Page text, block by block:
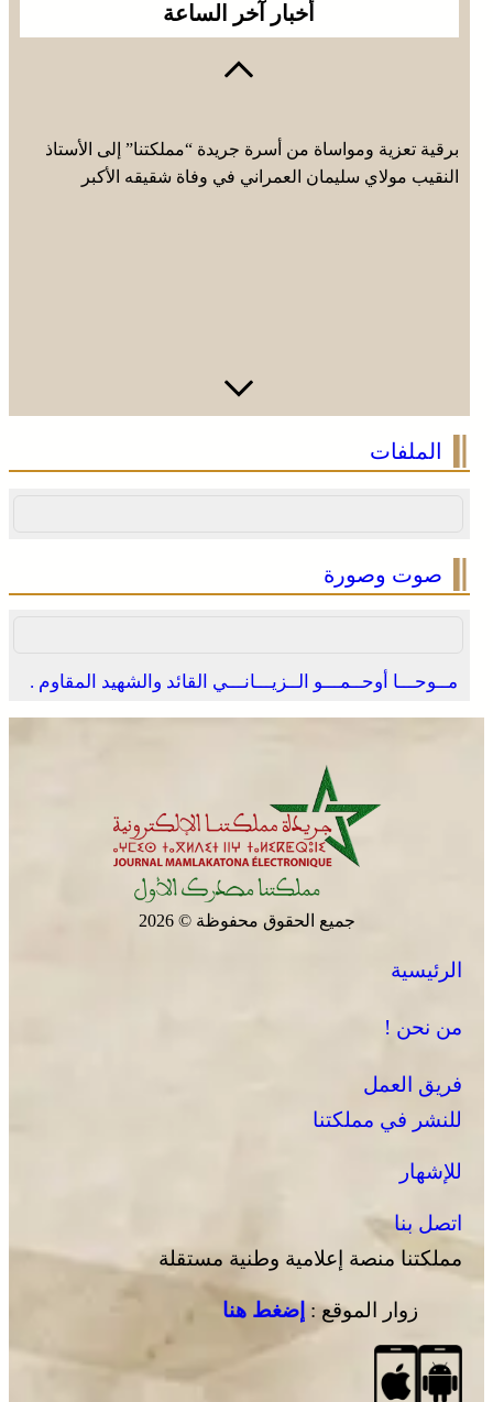
أخبار آخر الساعة
برقية تعزية ومواساة من أسرة جريدة “مملكتنا” إلى الأستاذ
النقيب مولاي سليمان العمراني في وفاة شقيقه الأكبر
الملفات
صوت وصورة
مــوحـــا أوحــمـــو الــزيـــانـــي القائد والشهيد المقاوم .
جميع الحقوق محفوظة © 2026
الرئيسية
من نحن !
فريق العمل
للنشر في مملكتنا
للإشهار
اتصل بنا
مملكتنا منصة إعلامية وطنية مستقلة
زوار الموقع : إضغط هنا